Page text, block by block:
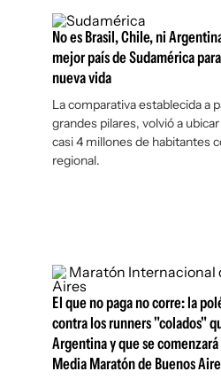
Café y Negocios
Economía y Empresas
Agro
Brand Studio
Mundo
Cultura y Espectáculos
No es Brasil, Chile, ni
mejor país de Sudamérica
nueva vida
La comparativa establecida a
grandes pilares, volvió a
casi 4 millones de habitantes
regional.
El que no paga no corre: la
contra los runners "colados"
Argentina y que se
Media Maratón de Buenos